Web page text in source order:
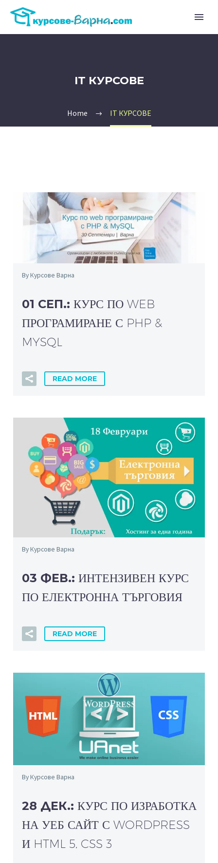
IT КУРСОВЕ
Home IT КУРСОВЕ
By Курсове Варна
01 СЕП.: КУРС ПО WEB
ПРОГРАМИРАНЕ С PHP &
MYSQL
READ MORE
By Курсове Варна
03 ФЕВ.: ИНТЕНЗИВЕН КУРС
ПО ЕЛЕКТРОННА ТЪРГОВИЯ
READ MORE
By Курсове Варна
28 ДЕК.: КУРС ПО ИЗРАБОТКА
НА УЕБ САЙТ С WORDPRESS
И HTML 5, CSS 3